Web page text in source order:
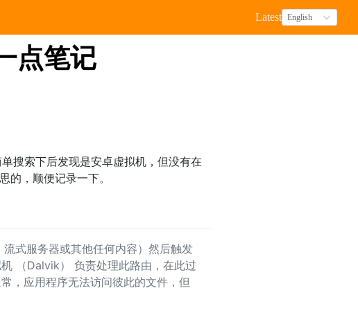
Latest English
点笔记
搜索下后发现是安卓虚拟机，但没有在
，顺便记录一下。
式服务器或其他任何内容）然后触发
（Dalvik） 负责处理此路由，在此过
，应用程序无法访问彼此的文件，但